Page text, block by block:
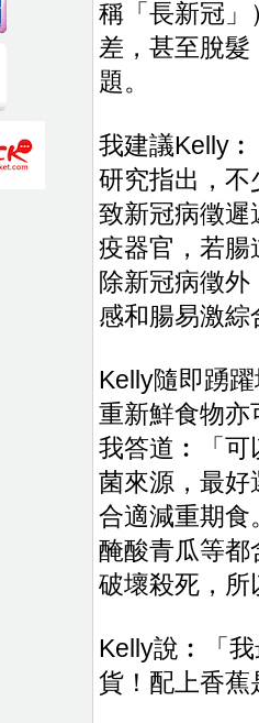
稱「長新冠」
差，甚至脫
題。
我建議
研究指出，不
致新冠病徵遲
疫器官，若腸
除新冠病徵
感和腸易激
Kelly隨即踴
重新鮮食物亦
我答道︰「可
菌來源，最好
合適減重期食
醃酸青瓜等都
破壞殺死，所
Kelly說︰「
貨！配上香蕉